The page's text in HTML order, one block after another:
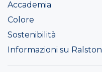
Accademia
Colore
Sostenibilità
Informazioni su Ralston